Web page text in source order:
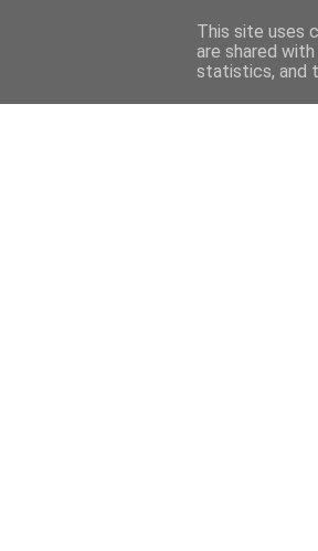
This site uses
are shared
statistics, and